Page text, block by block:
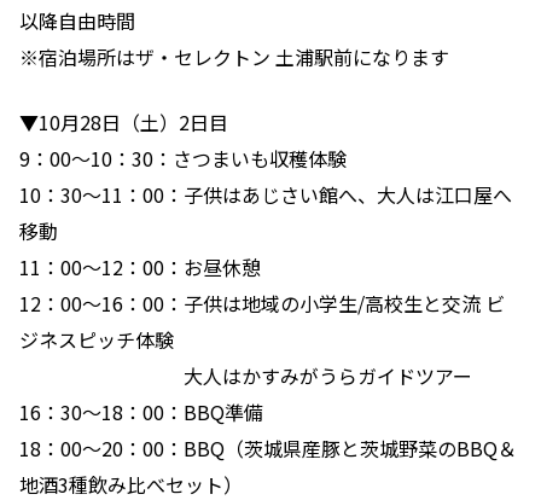
以降自由時間
※宿泊場所はザ・セレクトン 土浦駅前になります
▼10月28日（土）2日目
9：00〜10：30：さつまいも収穫体験
10：30〜11：00：子供はあじさい館へ、大人は江口屋へ
移動
11：00〜12：00：お昼休憩
12：00〜16：00：子供は地域の小学生/高校生と交流 ビ
ジネスピッチ体験
大人はかすみがうらガイドツアー
16：30〜18：00：BBQ準備
18：00〜20：00：BBQ（茨城県産豚と茨城野菜のBBQ＆
地酒3種飲み比べセット）